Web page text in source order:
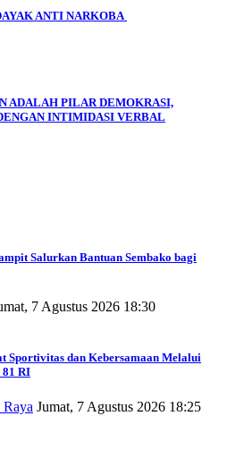
ANTI NARKOBA
ADALAH PILAR DEMOKRASI,
INTIMIDASI VERBAL
Salurkan Bantuan Sembako bagi
7 Agustus 2026 18:30
Sportivitas dan Kebersamaan Melalui
81 RI
Raya Jumat, 7 Agustus 2026 18:25